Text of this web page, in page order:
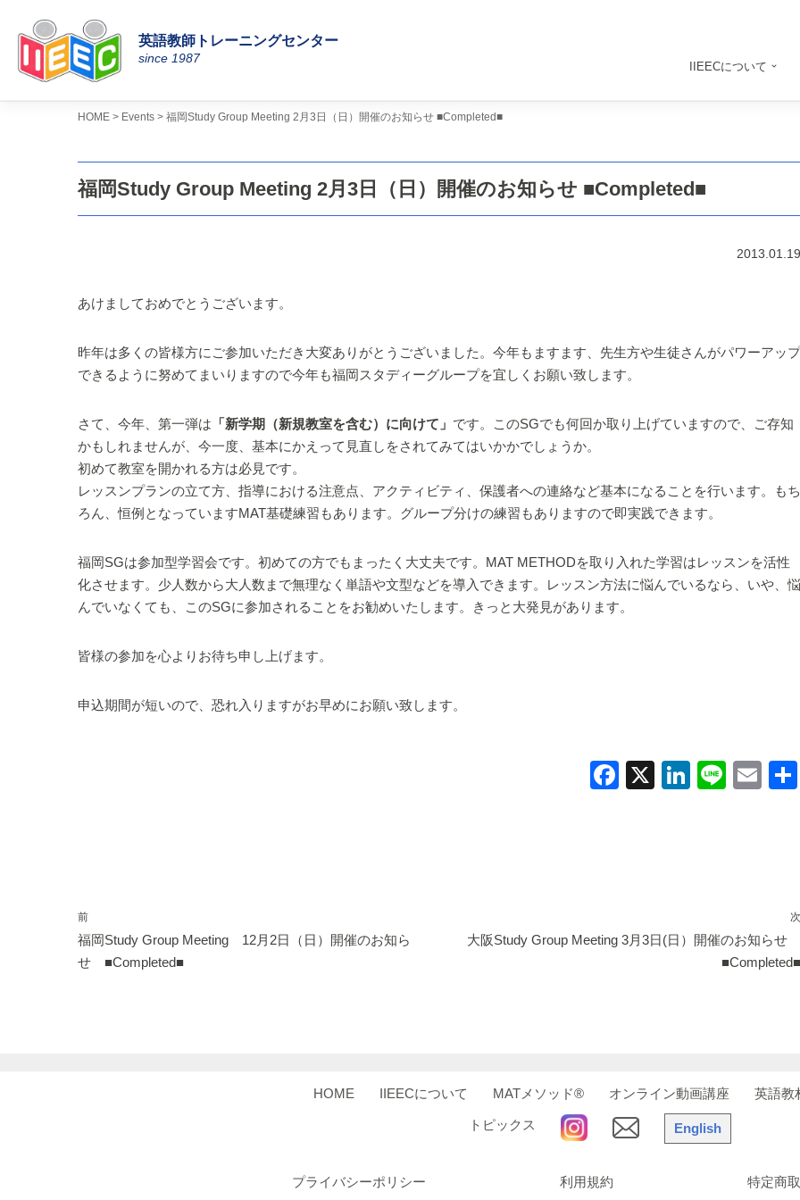
コ
ン
英語教師トレーニングセンター
since 1987
IIEECについて
HOME > Events > 福岡Study Group Meeting 2月3日（日）開催のお知らせ ■Completed■
福岡Study Group Meeting 2月3日（日）開催のお知らせ ■Completed■
2013.01.19
あけましておめでとうございます。
昨年は多くの皆様方にご参加いただき大変ありがとうございました。今年もますます、先生方や生徒さんがパワーアップ
できるように努めてまいりますので今年も福岡スタディーグループを宜しくお願い致します。
さて、今年、第一弾は 「新学期（新規教室を含む）に向けて」 です。このSGでも何回か取り上げていますので、ご存知
かもしれませんが、今一度、基本にかえって見直しをされてみてはいかかでしょうか。
初めて教室を開かれる方は必見です。
レッスンプランの立て方、指導における注意点、アクティビティ、保護者への連絡など基本になることを行います。もち
ろん、恒例となっていますMAT基礎練習もあります。グループ分けの練習もありますので即実践できます。
福岡SGは参加型学習会です。初めての方でもまったく大丈夫です。MAT METHODを取り入れた学習はレッスンを活性
化させます。少人数から大人数まで無理なく単語や文型などを導入できます。レッスン方法に悩んでいるなら、いや、悩
んでいなくても、このSGに参加されることをお勧めいたします。きっと大発見があります。
皆様の参加を心よりお待ち申し上げます。
申込期間が短いので、恐れ入りますがお早めにお願い致します。
F
o
X Li Li
E
前
福岡Study Group Meeting 12月2日（日）開催のお知ら
せ ■Completed■
次
大阪Study Group Meeting 3月3日(日）開催のお知らせ
■Completed■
HOME IIEECについて MATメソッド® オンライン動画講座 英語教
トピックス English
プライバシーポリシー 利用規約 特定商